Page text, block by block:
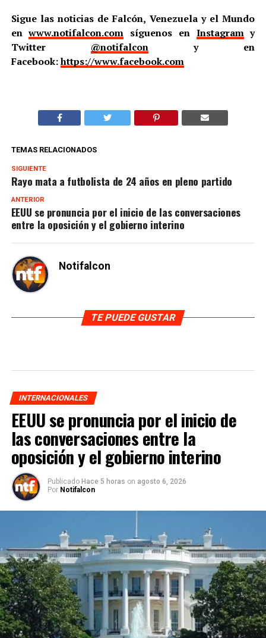
Sigue las noticias de Falcón, Venezuela y el Mundo
enwww.notifalcon.com síguenos en Instagramy
Twitter @notifalcony en
Facebook:https://www.facebook.com
TEMAS RELACIONADOS
SIGUIENTE
Rayo mata a futbolista de 24 años en pleno partido
ANTERIOR
EEUU se pronuncia por el inicio de las conversaciones
entre la oposición y el gobierno interino
Notifalcon
TE PUEDE GUSTAR
INTERNACIONALES
EEUU se pronuncia por el inicio de
las conversaciones entre la
oposición y el gobierno interino
Publicado Hace 5 horas on agosto 6, 2026
Por Notifalcon